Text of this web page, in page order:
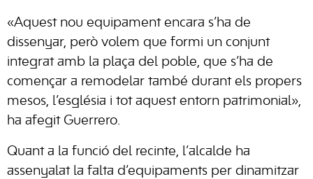
«Aquest nou equipament encara s’ha de
dissenyar, però volem que formi un conjunt
integrat amb la plaça del poble, que s’ha de
començar a remodelar també durant els propers
mesos, l’església i tot aquest entorn patrimonial»,
ha afegit Guerrero.
Quant a la funció del recinte, l’alcalde ha
assenyalat la falta d’equipaments per dinamitzar